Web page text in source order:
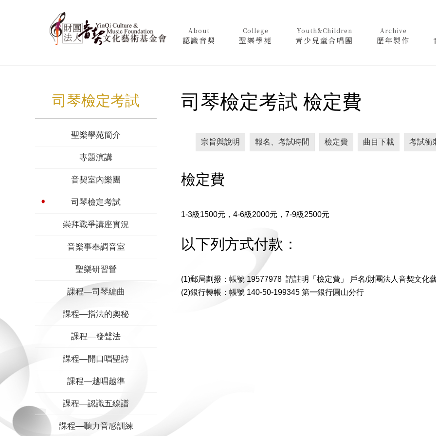
About
認識音契
College
聖樂學苑
Youth&Children
青少兒童合唱團
Archive
歷年製作
司琴檢定考試
聖樂學苑簡介
專題演講
音契室內樂團
司琴檢定考試
崇拜戰爭講座實況
音樂事奉調音室
聖樂研習營
課程—司琴編曲
課程—指法的奧秘
課程—發聲法
課程—開口唱聖詩
課程—越唱越準
課程—認識五線譜
課程—聽力音感訓練
司琴檢定考試 檢定費
宗旨與說明 報名、考試時間 檢定費 曲目下載 考試衝
檢定費
1-3級1500元，4-6級2000元，7-9級2500元
以下列方式付款：
(1)郵局劃撥：帳號 19577978 請註明「檢定費」 戶名/財團法人音契文化
(2)銀行轉帳：帳號 140-50-199345 第一銀行圓山分行